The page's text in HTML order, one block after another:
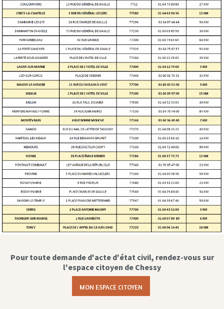
Pour toute demande d'acte d'état civil, rendez-vous sur
l'espace citoyen de Chessy
MON ESPACE CITOYEN